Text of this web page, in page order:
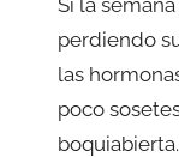
perdiendo
las
poco